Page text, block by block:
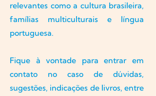
relevantes como a cultura brasileira,
famílias multiculturais e língua
portuguesa.
Fique à vontade para entrar em
contato no caso de dúvidas,
sugestões, indicações de livros, entre